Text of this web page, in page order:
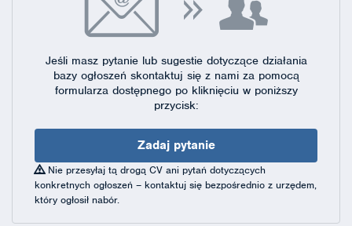
Jeśli masz pytanie lub sugestie dotyczące działania
bazy ogłoszeń skontaktuj się z nami za pomocą
formularza dostępnegopo kliknięciu w poniższy
przycisk:
Zadaj pytanie
Nie przesyłaj tą drogą CV ani pytań dotyczących
konkretnych ogłoszeń – kontaktuj się bezpośrednio z urzędem,
który ogłosił nabór.